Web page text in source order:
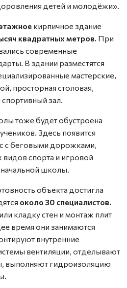
детей и молодёжи».
кирпичное здание
квадратных метров. При
современные
В здании разместятся
мастерские,
просторная столовая,
зал.
тоже будет обустроена
Здесь появится
с беговыми дорожками,
спорта и игровой
школы.
объекта достигла
около 30 специалистов.
кладку стен и монтаж плит
время они занимаются
внутренние
вентиляции, отделывают
выполняют гидроизоляцию